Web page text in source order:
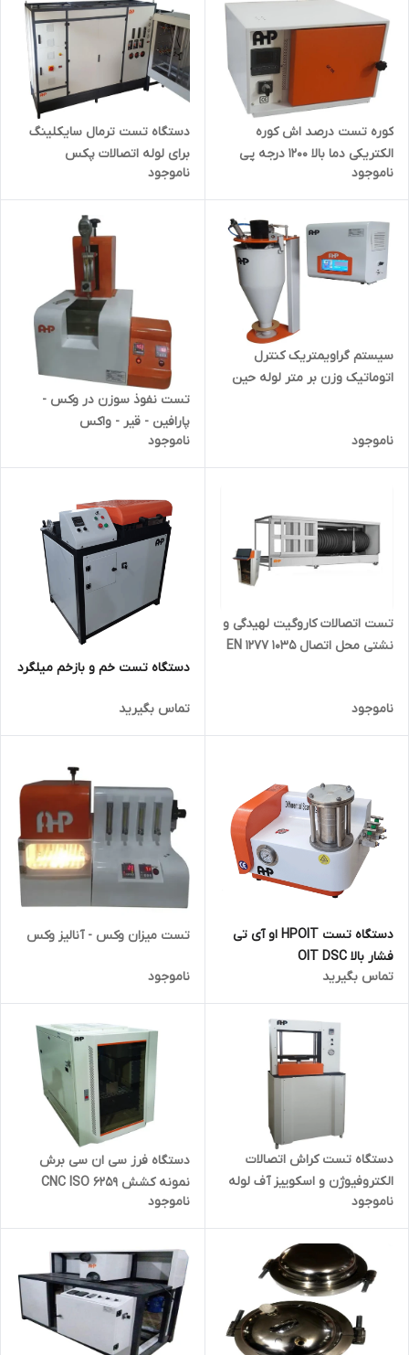
کوره تست درصد اش کوره
الکتریکی دما بالا 1200 درجه پی
وی سی PVC
ناموجود
دستگاه تست ترمال سایکلینگ
برای لوله اتصالات پکس
ناموجود
سیستم گراویمتریک کنترل
اتوماتیک وزن بر متر لوله حین
ناموجود
تست نفوذ سوزن در وکس -
پارافین - قیر - واکس
ناموجود
تست اتصالات کاروگیت لهیدگی و
نشتی محل اتصال EN 1277 1035
ناموجود
دستگاه تست خم و بازخم میلگرد
تماس بگیرید
دستگاه تست HPOIT او آی تی
فشار بالا OIT DSC
تماس بگیرید
تست میزان وکس - آنالیز وکس
ناموجود
دستگاه تست کراش اتصالات
الکتروفیوژن و اسکوییز آف لوله
های پلی اتیلن ISO 13955
ناموجود
دستگاه فرز سی ان سی برش
نمونه کشش CNC ISO 6259
ناموجود